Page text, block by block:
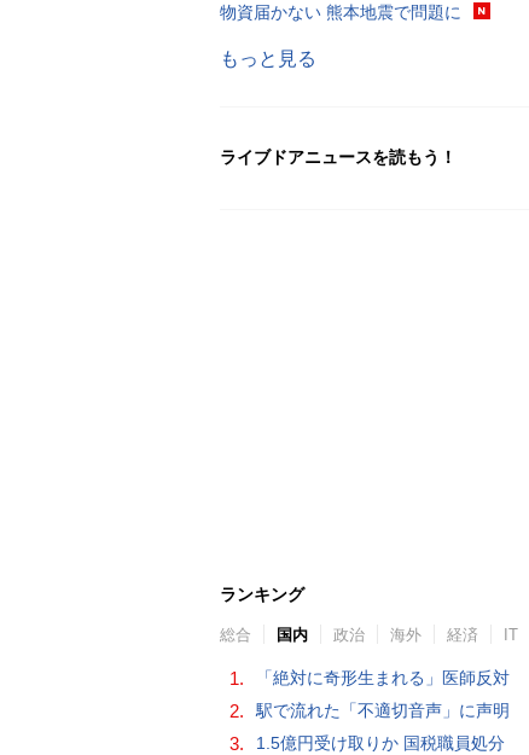
物資届かない 熊本地震で問題に
もっと見る
ライブドアニュースを読もう！
ランキング
総合 国内 政治 海外 経済 IT
1. 「絶対に奇形生まれる」医師反対
2. 駅で流れた「不適切音声」に声明
3. 1.5億円受け取りか 国税職員処分